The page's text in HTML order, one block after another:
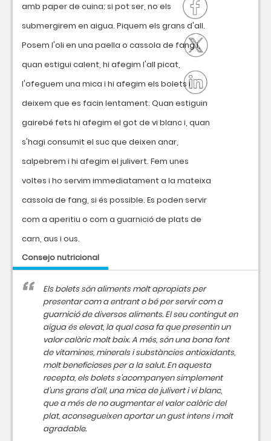
amb paper de cuina; si pot ser, no els
submergirem en aigua. Piquem els grans d'all.
Posem l'oli en una paella o cassola de fang i,
quan estigui calent, hi afegim l'all picat,
l'ofeguem una mica i hi afegim els bolets i
deixem que es facin lentament. Quan estiguin
gairebé fets hi afegim el got de vi blanc i, quan
s'hagi consumit el suc que deixen anar,
salpebrem i hi afegim el julivert. Fem unes
voltes i ho servim immediatament a la mateixa
cassola de fang, si és possible. Es poden servir
com a aperitiu o com a guarnició de plats de
carn, aus i ous.
Consejo nutricional
Els bolets són aliments molt apropiats per
presentar com a entrant o bé per servir com a
guarnició de diversos aliments. El seu contingut en
aigua és elevat, la qual cosa fa que presentin un
valor calòric molt baix. A més, són una bona font
de vitamines, minerals i substàncies antioxidants,
molt beneficioses per a la salut. En aquesta
recepta, els bolets s'acompanyen simplement
d'uns grans d'all, una mica de julivert i vi blanc,
que a més de no augmentar el valor calòric del
plat, aconsegueixen aportar un gust intens i molt
agradable.